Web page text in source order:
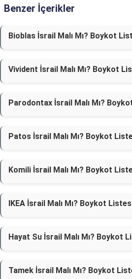
Benzer İçerikler
Bioblas İsrail Malı Mı? Boykot
Vivident İsrail Malı Mı? Boykot
Parodontax İsrail Malı Mı?
Patos İsrail Malı Mı? Boykot
Komili İsrail Malı Mı? Boykot
IKEA İsrail Malı Mı? Boykot
Hayat Su İsrail Malı Mı? Boykot
Tamek İsrail Malı Mı? Boykot